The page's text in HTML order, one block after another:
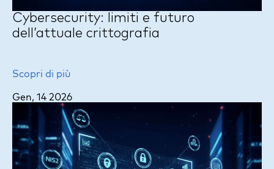
Cybersecurity: limiti e futuro
dell’attuale crittografia
Scopri di più
Gen, 14 2026